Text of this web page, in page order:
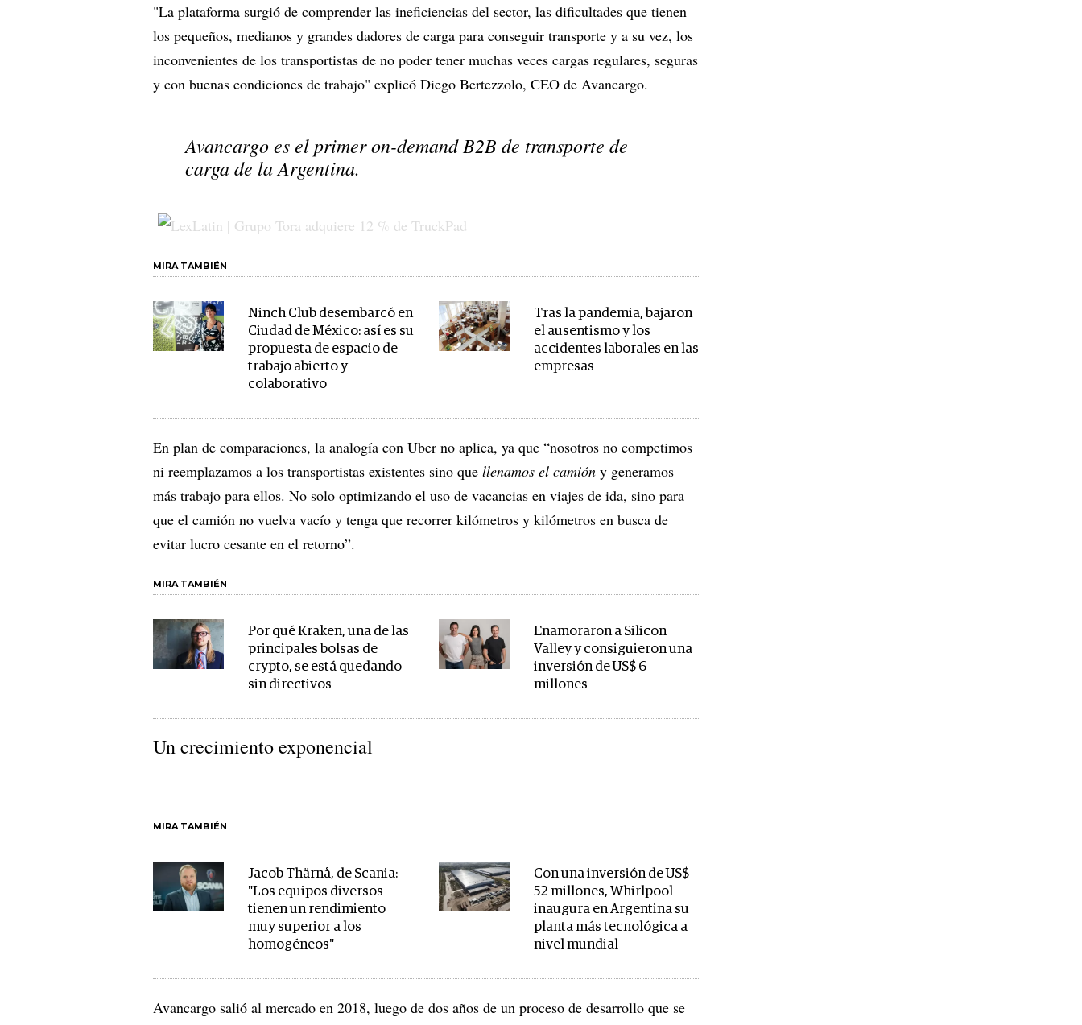
"La plataforma surgió de comprender las ineficiencias del sector, las dificultades que tienen
los pequeños, medianos y grandes dadores de carga para conseguir transporte y a su vez, los
inconvenientes de los transportistas de no poder tener muchas veces cargas regulares, seguras
y con buenas condiciones de trabajo" explicó Diego Bertezzolo, CEO de Avancargo.
Avancargo es el primer on-demand B2B de transporte de
carga de la Argentina.
MIRA TAMBIÉN
Ninch Club desembarcó en
Ciudad de México: así es su
propuesta de espacio de
trabajo abierto y
colaborativo
Tras la pandemia, bajaron
el ausentismo y los
accidentes laborales en las
empresas
En plan de comparaciones, la analogía con Uber no aplica, ya que “nosotros no competimos
ni reemplazamos a los transportistas existentes sino que llenamos el camión y generamos
más trabajo para ellos. No solo optimizando el uso de vacancias en viajes de ida, sino para
que el camión no vuelva vacío y tenga que recorrer kilómetros y kilómetros en busca de
evitar lucro cesante en el retorno”.
MIRA TAMBIÉN
Por qué Kraken, una de las
principales bolsas de
crypto, se está quedando
sin directivos
Enamoraron a Silicon
Valley y consiguieron una
inversión de US$ 6
millones
Un crecimiento exponencial
MIRA TAMBIÉN
Jacob Thärnå, de Scania:
"Los equipos diversos
tienen un rendimiento
muy superior a los
homogéneos"
Con una inversión de US$
52 millones, Whirlpool
inaugura en Argentina su
planta más tecnológica a
nivel mundial
Avancargo salió al mercado en 2018, luego de dos años de un proceso de desarrollo que se